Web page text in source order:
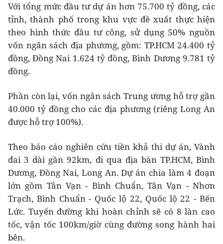
Với tổng mức đầu tư dự án hơn 75.700 tỷ đồng, các
tỉnh, thành phố trong khu vực đề xuất thực hiện
theo hình thức đầu tư công, sử dụng 50% nguồn
vốn ngân sách địa phương, gồm: TP.HCM 24.400 tỷ
đồng, Đồng Nai 1.624 tỷ đồng, Bình Dương 9.781 tỷ
đồng.
Phần còn lại, vốn ngân sách Trung ương hỗ trợ gần
40.000 tỷ đồng cho các địa phương (riêng Long An
được hỗ trợ 100%).
Theo báo cáo nghiên cứu tiền khả thi dự án, Vành
đai 3 dài gần 92km, đi qua địa bàn TP.HCM, Bình
Dương, Đồng Nai, Long An. Dự án chia làm 4 đoạn
lớn gồm Tân Vạn - Bình Chuẩn, Tân Vạn - Nhơn
Trạch, Bình Chuẩn - Quốc lộ 22, Quốc lộ 22 - Bến
Lức. Tuyến đường khi hoàn chỉnh sẽ có 8 làn cao
tốc, vận tốc 100km/giờ cùng đường song hành hai
bên.